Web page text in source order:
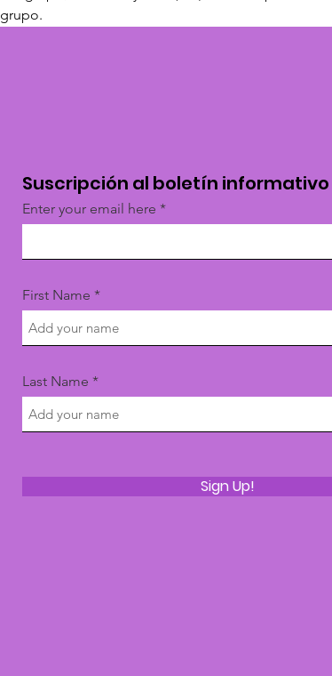
Suscripción al boletín informativo
Enter your email here
First Name
Last Name
Sign Up!